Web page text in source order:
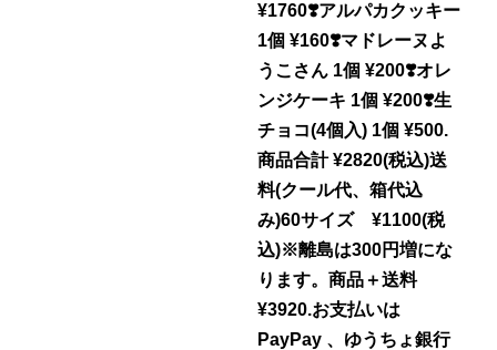
¥1760❣️アルパカクッキー
1個 ¥160❣️マドレーヌよ
うこさん 1個 ¥200❣️オレ
ンジケーキ 1個 ¥200❣️生
チョコ(4個入) 1個 ¥500.
商品合計 ¥2820(税込)送
料(クール代、箱代込
み)60サイズ ¥1100(税
込)※離島は300円増にな
ります。商品＋送料
¥3920.️お支払いは
PayPay 、ゆうちょ銀行